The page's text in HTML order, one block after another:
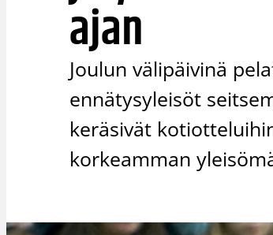
ajan
Joulun välipäivinä
ennätysyleisöt
keräsivät
korkeamman